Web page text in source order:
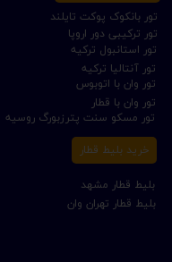
تور ترکیبی دور اروپا
بلیط قطار تهران وان
بلیط قطار مشهد
تور آنتالیا ترکیه
تور استانبول ترکیه
تور مسکو سنت پترزبورگ روسیه
تور وان با قطار
تور بانکوک پوکت تایلند
تور وان با اتوبوس
خرید بلیط قطار